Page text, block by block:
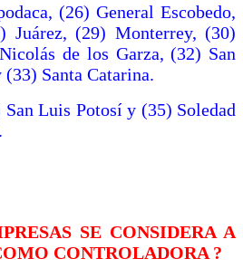
(26) General Escobedo,
Juárez, (29) Monterrey, (30)
de los Garza, (32) San
Santa Catarina.
Luis Potosí y (35) Soledad
SE CONSIDERA A
CONTROLADORA ?